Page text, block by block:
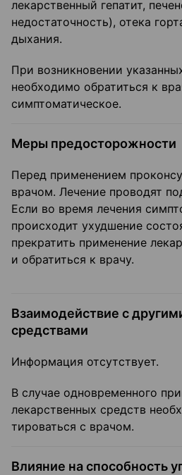
лекарственный гепатит,
недостаточность), отека
дыхания.
При возникновении
необходимо обратиться к
симптома­тическое.
Меры предосторожности
Перед применением
врачом. Лечение прово­дят
Если во время лечения
происходит ухуд­шение
прекратить применение
и обратиться к врачу.
Взаимодействие с
средствами
Информация отсутствует.
В случае одновременного
лекарственных средств
тироваться с врачом.
Влияние на способность